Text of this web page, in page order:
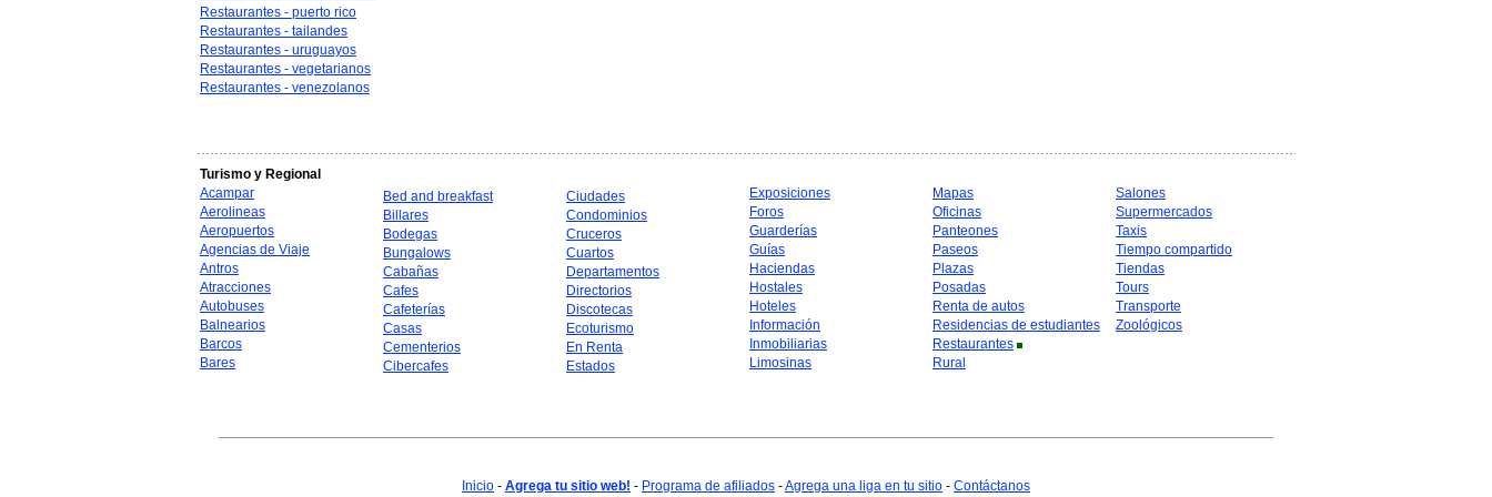
Restaurantes - puerto rico
Restaurantes - tailandes
Restaurantes - uruguayos
Restaurantes - vegetarianos
Restaurantes - venezolanos
Turismo y Regional
Acampar
Aerolineas
Aeropuertos
Agencias de Viaje
Antros
Atracciones
Autobuses
Balnearios
Barcos
Bares
Bed and breakfast
Billares
Bodegas
Bungalows
Cabañas
Cafes
Cafeterías
Casas
Cementerios
Cibercafes
Ciudades
Condominios
Cruceros
Cuartos
Departamentos
Directorios
Discotecas
Ecoturismo
En Renta
Estados
Exposiciones
Foros
Guarderías
Guías
Haciendas
Hostales
Hoteles
Información
Inmobiliarias
Limosinas
Mapas
Oficinas
Panteones
Paseos
Plazas
Posadas
Renta de autos
Residencias de estudiantes
Restaurantes
Rural
Salones
Supermercados
Taxis
Tiempo compartido
Tiendas
Tours
Transporte
Zoológicos
Inicio - Agrega tu sitio web! - Programa de afiliados -Agrega una liga en tu sitio - Contáctanos